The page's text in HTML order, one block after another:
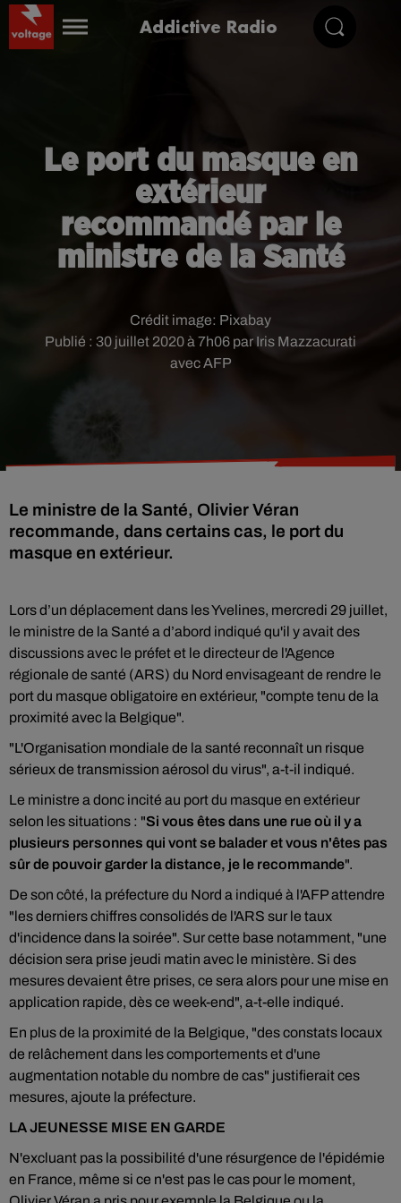
Addictive Radio
Le port du masque en
extérieur
recommandé par le
ministre de la Santé
Publié : 30 juillet 2020 à 7h06 par Iris Mazzacurati
avec AFP
Crédit image: Pixabay
Le ministre de la Santé, Olivier Véran
recommande, dans certains cas, le port du
masque en extérieur.
Lors d’un déplacement dans les Yvelines, mercredi 29 juillet,
le ministre de la Santé a d’abord indiqué qu'il y avait des
discussions avec le préfet et le directeur de l'Agence
régionale de santé (ARS) du Nord envisageant de rendre le
port du masque obligatoire en extérieur, "compte tenu de la
proximité avec la Belgique".
"L'Organisation mondiale de la santé reconnaît un risque
sérieux de transmission aérosol du virus", a-t-il indiqué.
Le ministre a donc incité au port du masque en extérieur
selon les situations : "Si vous êtes dans une rue où il y a
plusieurs personnes qui vont se balader et vous n'êtes pas
sûr de pouvoir garder la distance, je le recommande".
De son côté, la préfecture du Nord a indiqué à l'AFP attendre
"les derniers chiffres consolidés de l'ARS sur le taux
d'incidence dans la soirée". Sur cette base notamment, "une
décision sera prise jeudi matin avec le ministère. Si des
mesures devaient être prises, ce sera alors pour une mise en
application rapide, dès ce week-end", a-t-elle indiqué.
En plus de la proximité de la Belgique, "des constats locaux
de relâchement dans les comportements et d'une
augmentation notable du nombre de cas" justifierait ces
mesures, ajoute la préfecture.
LA JEUNESSE MISE EN GARDE
N'excluant pas la possibilité d'une résurgence de l'épidémie
en France, même si ce n'est pas le cas pour le moment,